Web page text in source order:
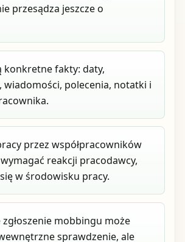
przesądza jeszcze o
konkretne fakty: daty,
wiadomości, polecenia, notatki i
przez współpracowników
reakcji pracodawcy,
w środowisku pracy.
mobbingu może
sprawdzenie, ale